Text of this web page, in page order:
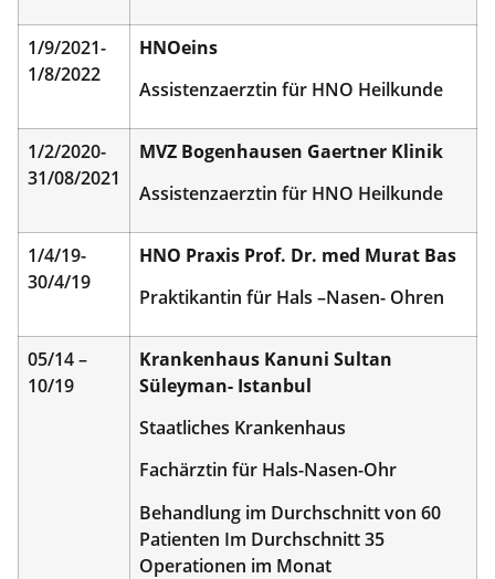
1/9/2021-
1/8/2022
HNOeins
Assistenzaerztin für HNO Heilkunde
1/2/2020-
31/08/2021
MVZ Bogenhausen Gaertner Klinik
Assistenzaerztin für HNO Heilkunde
1/4/19-
30/4/19
HNO Praxis Prof. Dr. med Murat Bas
Praktikantin für Hals –Nasen- Ohren
05/14 –
10/19
Krankenhaus Kanuni Sultan
Süleyman- Istanbul
Staatliches Krankenhaus
Fachärztin für Hals-Nasen-Ohr
Behandlung im Durchschnitt von 60
Patienten Im Durchschnitt 35
Operationen im Monat